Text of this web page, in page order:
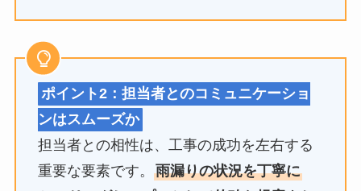
ポイント2：担当者とのコミュニケーショ
ンはスムーズか
担当者との相性は、工事の成功を左右する
重要な要素です。 雨漏りの状況を丁寧に